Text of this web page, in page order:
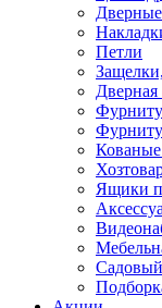
Петли
Кованые
Ящики